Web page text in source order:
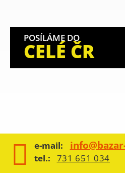
POSÍLÁME DO
CELÉ ČR
e-mail:
tel.: 731 651 034